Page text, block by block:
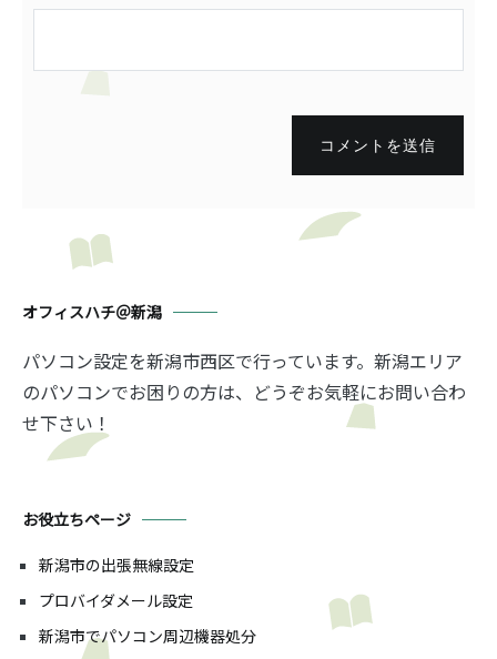
コメントを送信
オフィスハチ＠新潟
パソコン設定を新潟市西区で行っています。新潟エリア
のパソコンでお困りの方は、どうぞお気軽にお問い合わ
せ下さい！
お役立ちページ
新潟市の出張無線設定
プロバイダメール設定
新潟市でパソコン周辺機器処分